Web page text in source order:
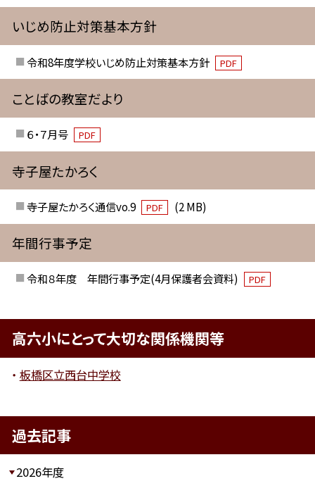
いじめ防止対策基本方針
令和8年度学校いじめ防止対策基本方針 PDF
ことばの教室だより
６・７月号 PDF
寺子屋たかろく
寺子屋たかろく通信vo.9 PDF (2 MB)
年間行事予定
令和８年度 年間行事予定(4月保護者会資料) PDF
高六小にとって大切な関係機関等
板橋区立西台中学校
過去記事
2026年度